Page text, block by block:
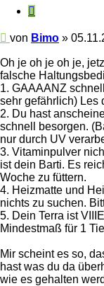
Zitieren
Beitrag
von Bimo »
Oh je oh je oh je,
falsche
1. GAAAANZ
sehr gefährlich) Les
2. Du hast
schnell besorgen.
nur durch UV
3. Vitaminpulver
ist dein Barti. Es
Woche zu füttern.
4. Heizmatte und
nichts zu suchen.
5. Dein Terra ist
Mindestmaß für 1
Mir scheint es so,
hast was du da
wie es gehalten